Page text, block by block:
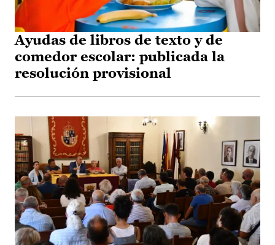
Ayudas de libros de texto y de
comedor escolar: publicada la
resolución provisional